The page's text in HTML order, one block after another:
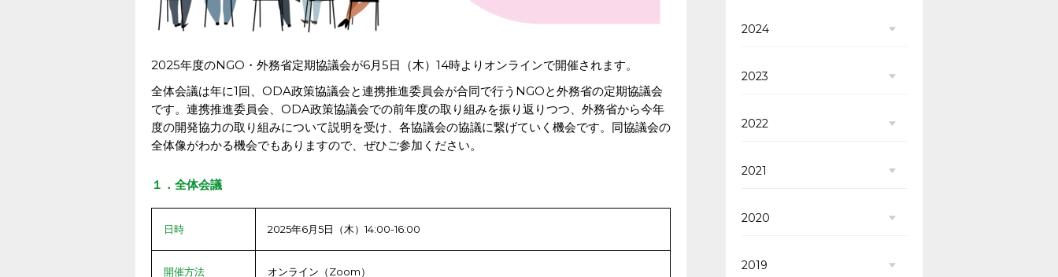
2025年度のNGO・外務省定期協議会が6月5日（木）14時よりオンラインで開催されます。
全体会議は年に1回、ODA政策協議会と連携推進委員会が合同で行うNGOと外務省の定期協議会
です。連携推進委員会、ODA政策協議会での前年度の取り組みを振り返りつつ、外務省から今年
度の開発協力の取り組みについて説明を受け、各協議会の協議に繋げていく機会です。同協議会の
全体像がわかる機会でもありますので、ぜひご参加ください。
１．全体会議
日時 2025年6月5日（木）14:00-16:00
開催方法 オンライン（Zoom）
2024
2023
2022
2021
2020
2019